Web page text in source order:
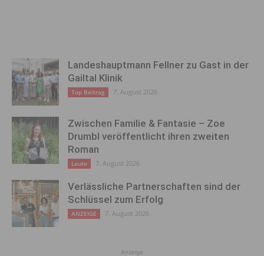
Landeshauptmann Fellner zu Gast in der
Gailtal Klinik
Top Beitrag 7. August 2026
Zwischen Familie & Fantasie – Zoe
Drumbl veröffentlicht ihren zweiten
Roman
Leute 7. August 2026
Verlässliche Partnerschaften sind der
Schlüssel zum Erfolg
ANZEIGE 7. August 2026
Anzeige